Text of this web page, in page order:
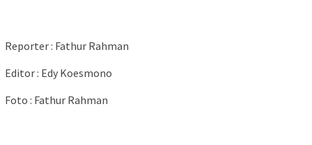
Reporter : Fathur Rahman
Editor : Edy Koesmono
Foto : Fathur Rahman